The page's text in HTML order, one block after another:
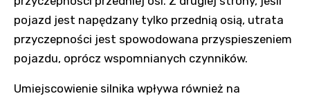
pojazd jest napędzany tylko przednią osią, utrata
przyczepności jest spowodowana przyspieszeniem
pojazdu, oprócz wspomnianych czynników.
Umiejscowienie silnika wpływa również na